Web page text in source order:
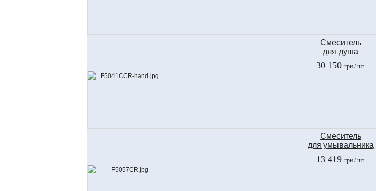
Смеситель
для душа
Fima
BELL
30 150 грн/ шт.
Смеситель
для умывальника
Fima
OLIVIA CHIC
13 419 грн/ шт.